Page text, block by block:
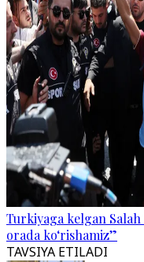
Turkiyaga kelgan
orada ko‘rishamiz”
TAVSIYA ETILADI